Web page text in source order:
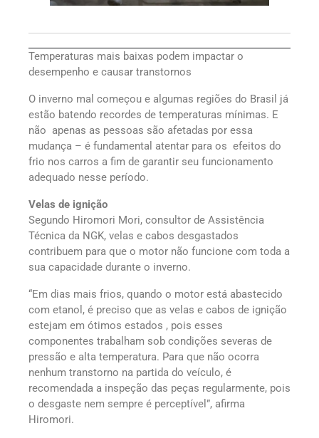
Temperaturas mais baixas podem impactar o
desempenho e causar transtornos
O inverno mal começou e algumas regiões do Brasil já
estão batendo recordes de temperaturas mínimas. E
não apenas as pessoas são afetadas por essa
mudança – é fundamental atentar para os efeitos do
frio nos carros a fim de garantir seu funcionamento
adequado nesse período.
Velas de ignição
Segundo Hiromori Mori, consultor de Assistência
Técnica da NGK, velas e cabos desgastados
contribuem para que o motor não funcione com toda a
sua capacidade durante o inverno.
“Em dias mais frios, quando o motor está abastecido
com etanol, é preciso que as velas e cabos de ignição
estejam em ótimos estados , pois esses
componentes trabalham sob condições severas de
pressão e alta temperatura. Para que não ocorra
nenhum transtorno na partida do veículo, é
recomendada a inspeção das peças regularmente, pois
o desgaste nem sempre é perceptível”, afirma
Hiromori.